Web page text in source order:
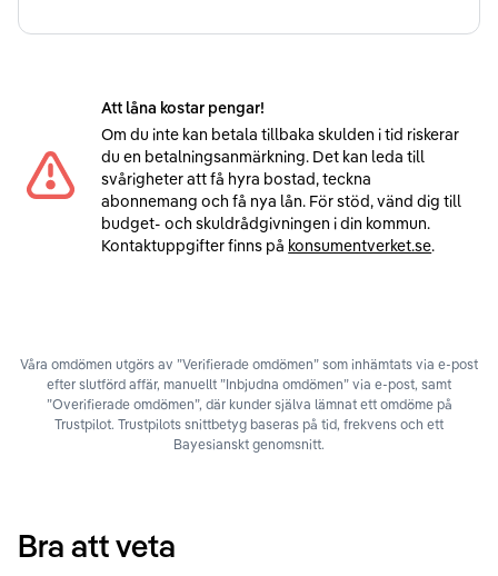
Att låna kostar pengar!
Om du inte kan betala tillbaka skulden i tid riskerar
du en betalningsanmärkning. Det kan leda till
svårigheter att få hyra bostad, teckna
abonnemang och få nya lån. För stöd, vänd dig till
budget- och skuldrådgivningen i din kommun.
Kontaktuppgifter finns på konsumentverket.se.
Våra omdömen utgörs av ”Verifierade omdömen” som inhämtats via e-post
efter slutförd affär, manuellt ”Inbjudna omdömen” via e-post, samt
”Overifierade omdömen”, där kunder själva lämnat ett omdöme på
Trustpilot. Trustpilots snittbetyg baseras på tid, frekvens och ett
Bayesianskt genomsnitt.
Bra att veta